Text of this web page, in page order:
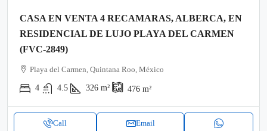
CASA EN VENTA 4 RECAMARAS, ALBERCA, EN
RESIDENCIAL DE LUJO PLAYA DEL CARMEN
(FVC-2849)
Playa del Carmen, Quintana Roo, México
4 4.5 326 m² 476 m²
Call Email